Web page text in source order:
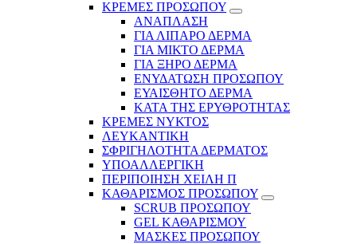
ΚΡΕΜΕΣ ΠΡΟΣΩΠΟΥ
ΑΝΑΠΛΑΣΗ
ΓΙΑ ΛΙΠΑΡΟ ΔΕΡΜΑ
ΓΙΑ ΜΙΚΤΟ ΔΕΡΜΑ
ΓΙΑ ΞΗΡΟ ΔΕΡΜΑ
ΕΝΥΔΑΤΩΣΗ ΠΡΟΣΩΠΟΥ
ΕΥΑΙΣΘΗΤΟ ΔΕΡΜΑ
ΚΑΤΑ ΤΗΣ ΕΡΥΘΡΟΤΗΤΑΣ
ΚΡΕΜΕΣ ΝΥΚΤΟΣ
ΛΕΥΚΑΝΤΙΚΗ
ΣΦΡΙΓΗΛΟΤΗΤΑ ΔΕΡΜΑΤΟΣ
ΥΠΟΑΛΛΕΡΓΙΚΗ
ΠΕΡΙΠΟΙΗΣΗ ΧΕΙΛΗ Π
ΚΑΘΑΡΙΣΜΟΣ ΠΡΟΣΩΠΟΥ
SCRUB ΠΡΟΣΩΠΟΥ
GEL ΚΑΘΑΡΙΣΜΟΥ
ΜΑΣΚΕΣ ΠΡΟΣΩΠΟΥ